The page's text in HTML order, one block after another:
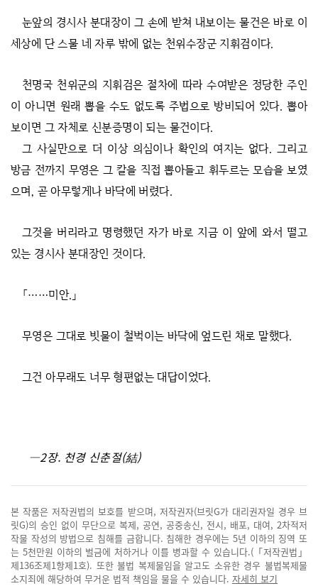
눈앞의 경시사 분대장이 그 손에 받쳐 내보이는 물건은 바로 이
세상에 단 스물 네 자루 밖에 없는 천위수장군 지휘검이다.
천명국 천위군의 지휘검은 절차에 따라 수여받은 정당한 주인
이 아니면 원래 뽑을 수도 없도록 주법으로 방비되어 있다. 뽑아
보이면 그 자체로 신분증명이 되는 물건이다.
그 사실만으로 더 이상 의심이나 확인의 여지는 없다. 그리고
방금 전까지 무영은 그 칼을 직접 뽑아들고 휘두르는 모습을 보였
으며, 곧 아무렇게나 바닥에 버렸다.
그것을 버리라고 명령했던 자가 바로 지금 이 앞에 와서 떨고
있는 경시사 분대장인 것이다.
「……미안.」
무영은 그대로 빗물이 철벅이는 바닥에 엎드린 채로 말했다.
그건 아무래도 너무 형편없는 대답이었다.
―2장. 천경 신춘절(結)
본 작품은 저작권법의 보호를 받으며, 저작권자(브릿G가 대리권자일 경우 브
릿G)의 승인 없이 무단으로 복제, 공연, 공중송신, 전시, 배포, 대여, 2차적저
작물 작성의 방법으로 침해를 금합니다. 침해한 경우에는 5년 이하의 징역 또
는 5천만원 이하의 벌금에 처하거나 이를 병과할 수 있습니다.(「저작권법」
제136조제1항제1호). 또한 불법 복제물임을 알고도 소유한 경우 불법복제물
소지죄에 해당하여 무거운 법적 책임을 물을 수 있습니다. 자세히 보기